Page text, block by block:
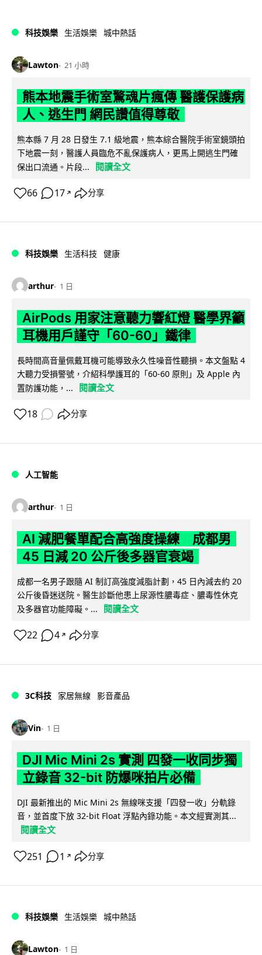
科技娛樂 生活娛樂 城中熱話
Lawton 21 小時
熊本地震手術室驚魂片瘋傳 醫護保護病
人、逃生門 網民讚值得尊敬
熊本縣 7 月 28 日發生 7.1 級地震，熊本綜合醫院手術室鏡頭拍
下地震一刻，醫護人員臨危不亂保護病人，更馬上開逃生門確
保出口流通。片段...
閱讀全文
66 17 ↗ 分享
科技娛樂 生活科技 健康
arthur 1 日
AirPods 用家注意聽力響紅燈 醫學界籲
耳機用戶謹守「60-60」鐵律
長時間高音量佩戴耳機可能導致永久性噪音性聽損。本文盤點 4
大聽力受損警號，介紹科學護耳的「60-60 原則」及 Apple 內
置防護功能，...
閱讀全文
18 分享
人工智能
arthur 1 日
AI 減肥餐單配合高強度操練 成都男
45 日減 20 公斤後多器官衰竭
成都一名男子跟隨 AI 制訂高強度減脂計劃，45 日內減去約 20
公斤後昏迷送院。醫生診斷他患上尿源性膿毒症、膿毒性休克
及多器官功能障礙。...
閱讀全文
22 4 ↗ 分享
3C科技 家居無線 影音產品
Vin 1 日
DJI Mic Mini 2s 實測 四發一收同步獨
立錄音 32-bit 防爆咪拍片必備
DJI 最新推出的 Mic Mini 2s 無線咪支援「四發一收」分軌錄
音，並首度下放 32-bit Float 浮點內錄功能。本文經實測其...
閱讀全文
251 1 ↗ 分享
科技娛樂 生活娛樂 城中熱話
Lawton 1 日